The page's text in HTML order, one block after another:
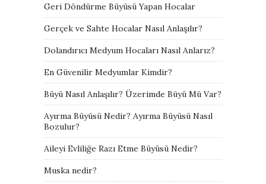
Geri Döndürme Büyüsü Yapan Hocalar
Gerçek ve Sahte Hocalar Nasıl Anlaşılır?
Dolandırıcı Medyum Hocaları Nasıl Anlarız?
En Güvenilir Medyumlar Kimdir?
Büyü Nasıl Anlaşılır? Üzerimde Büyü Mü Var?
Ayırma Büyüsü Nedir? Ayırma Büyüsü Nasıl
Bozulur?
Aileyi Evliliğe Razı Etme Büyüsü Nedir?
Muska nedir?